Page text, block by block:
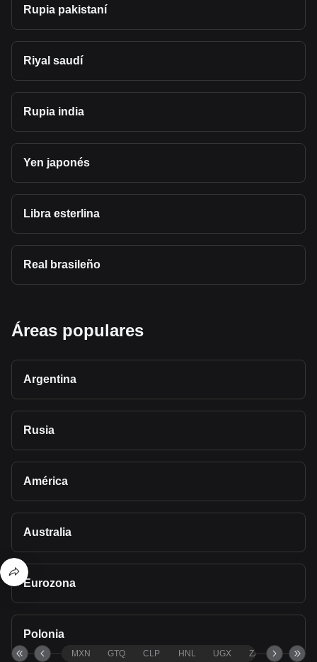
Rupia pakistaní
Riyal saudí
Rupia india
Yen japonés
Libra esterlina
Real brasileño
Áreas populares
Argentina
Rusia
América
Australia
Eurozona
Polonia
MXN GTQ CLP HNL UGX ZAR TND